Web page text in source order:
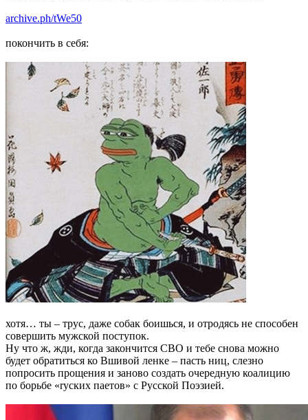
archive.ph/tWe50
покончить в себя:
хотя… ты – трус, даже собак боишься, и отродясь не способен
совершить мужской поступок.
Ну что ж, жди, когда закончится СВО и тебе снова можно
будет обратиться ко Вшивой ленке – пасть ниц, слезно
попросить прощения и заново создать очередную коалицию
по борьбе «rуских паетов» с Русской Поэзией.